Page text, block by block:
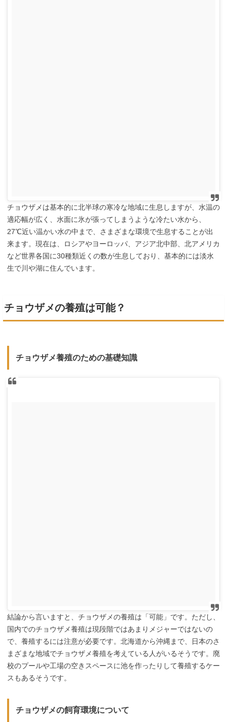
チョウザメは基本的に北半球の寒冷な地域に生息しますが、水温の
適応幅が広く、水面に氷が張ってしまうような冷たい水から、
27℃近い温かい水の中まで、さまざまな環境で生息することが出
来ます。現在は、ロシアやヨーロッパ、アジア北中部、北アメリカ
など世界各国に30種類近くの数が生息しており、基本的には淡水
生で川や湖に住んでいます。
チョウザメの養殖は可能？
チョウザメ養殖のための基礎知識
結論から言いますと、チョウザメの養殖は「可能」です。ただし、
国内でのチョウザメ養殖は現段階ではあまりメジャーではないの
で、養殖するには注意が必要です。北海道から沖縄まで、日本のさ
まざまな地域でチョウザメ養殖を考えている人がいるそうです。廃
校のプールや工場の空きスペースに池を作ったりして養殖するケー
スもあるそうです。
チョウザメの飼育環境について